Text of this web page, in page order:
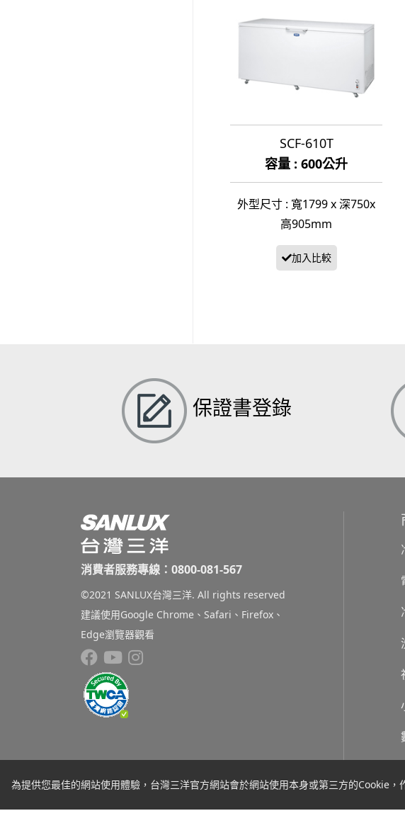
SCF-610T
容量 : 600公升
外型尺寸 : 寬1799 x 深750x
高905mm
保證書登錄
為提供您最佳的網站使用體驗，台灣三洋官方網站會於網站使用本身或第三方的Cookie
消費者服務專線：0800-081-567
©2021 SANLUX台灣三洋. All rights reserved
建議使用Google Chrome、Safari、Firefox、
Edge瀏覽器觀看